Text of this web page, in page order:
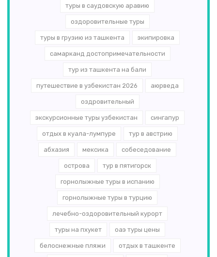
туры в саудовскую аравию
оздоровительные туры
туры в грузию из ташкента экипировка
самарканд достопримечательности
тур из ташкента на бали
путешествие в узбекистан 2026 аюрведа
оздровительный
экскурсионные туры узбекистан сингапур
отдых в куала-лумпуре тур в австрию
абхазия мексика собеседование
острова тур в пятигорск
горнолыжные туры в испанию
горнолыжные туры в турцию
лечебно-оздоровительный курорт
туры на пхукет оаэ туры цены
белоснежные пляжи отдых в ташкенте